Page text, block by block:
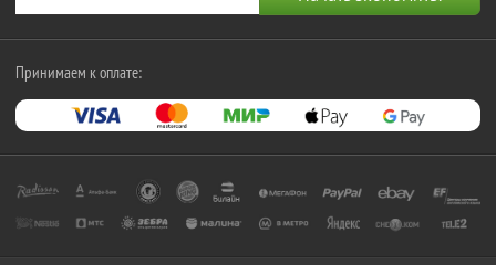
Принимаем к оплате: